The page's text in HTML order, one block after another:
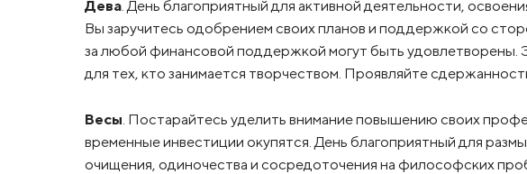
Дева. День благоприятный для активной деятельности,
Вы заручитесь одобрением своих планов и поддержкой со
за любой финансовой поддержкой могут быть удовлетворены.
для тех, кто занимается творчеством. Проявляйте
Весы . Постарайтесь уделить внимание повышению своих
временные инвестиции окупятся. День благоприятный для
очищения, одиночества и сосредоточения на философских